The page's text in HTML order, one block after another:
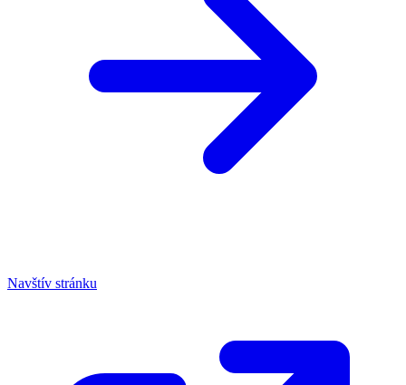
Navštív stránku